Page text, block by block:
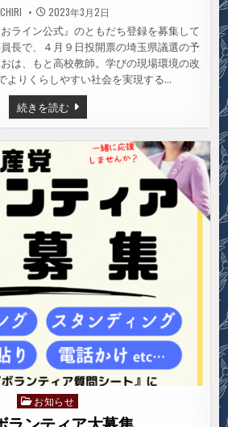
2023年3月2日
ライン公式』のともだち登録を募集して
長で、４月９日投開票の埼玉県議選の予
は、もと高校教師。学びの現場環境の改
よりくらしやすい社会を実現する…
続きを読む山
﨑
す
式
ご
登
録
お
願
い
ま
す
Posted
in
お知らせ